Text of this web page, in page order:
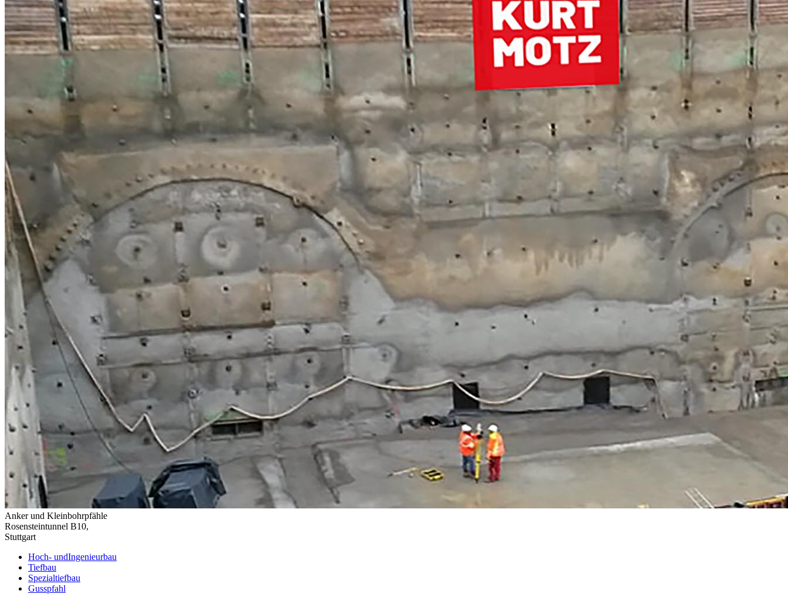
Anker und Kleinbohrpfähle
Rosensteintunnel B10,
Stuttgart
Hoch- undIngenieurbau
Tiefbau
Spezialtiefbau
Gusspfahl